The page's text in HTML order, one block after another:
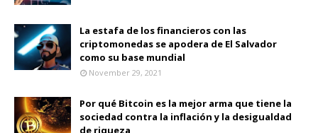
La estafa de los financieros con las
criptomonedas se apodera de El Salvador
como su base mundial
November 29, 2021
Por qué Bitcoin es la mejor arma que tiene la
sociedad contra la inflación y la desigualdad
de riqueza